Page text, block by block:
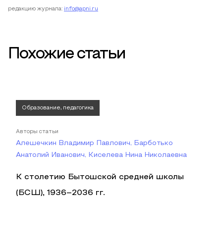
редакцию журнала: info@apni.ru
Похожие статьи
Образование, педагогика
Авторы статьи
Алешечкин Владимир Павлович, Барботько
Анатолий Иванович, Киселева Нина Николаевна
К столетию Бытошской средней школы
(БСШ), 1936–2036 гг.